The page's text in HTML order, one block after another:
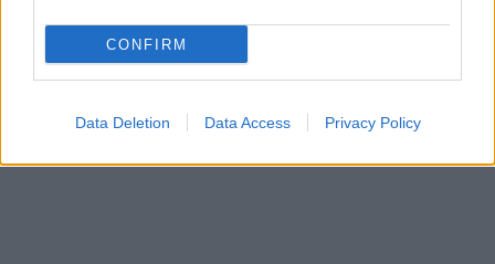
CONFIRM
Data Deletion Data Access Privacy Policy
07.08.2026